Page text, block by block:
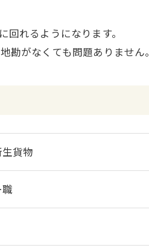
れるようになります。
勘がなくても問題ありません。
貨物